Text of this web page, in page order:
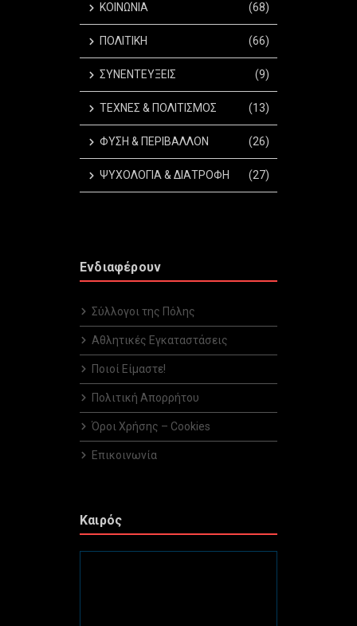
ΚΟΙΝΩΝΙΑ (68)
ΠΟΛΙΤΙΚΗ (66)
ΣΥΝΕΝΤΕΥΞΕΙΣ (9)
ΤΕΧΝΕΣ & ΠΟΛΙΤΙΣΜΟΣ (13)
ΦΥΣΗ & ΠΕΡΙΒΑΛΛΟΝ (26)
ΨΥΧΟΛΟΓΙΑ & ΔΙΑΤΡΟΦΗ (27)
Ενδιαφέρουν
Σύλλογοι της Πόλης
Αθλητικές Εγκαταστάσεις
Ποιοί Είμαστε!
Πολιτική Απορρήτου
Όροι Χρήσης – Cookies
Επικοινωνία
Καιρός